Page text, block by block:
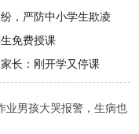
，严防中小学生欺凌
免费授课
长：刚开学又停课
业男孩大哭报警，生病也